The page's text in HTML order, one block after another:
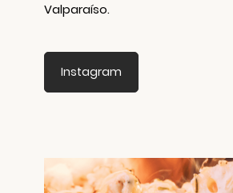
Valparaíso.
Instagram